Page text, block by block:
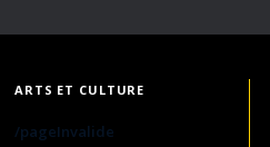
ARTS ET CULTURE
/pageInvalide